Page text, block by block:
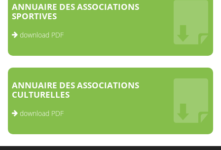
ANNUAIRE DES ASSOCIATIONS
SPORTIVES
download PDF
ANNUAIRE DES ASSOCIATIONS
CULTURELLES
download PDF